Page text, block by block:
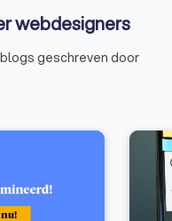
webdesigners
geschreven door